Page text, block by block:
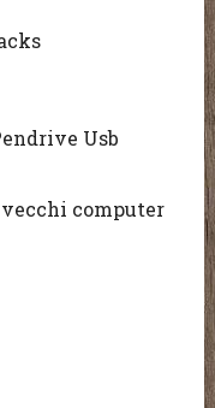
Usb
computer